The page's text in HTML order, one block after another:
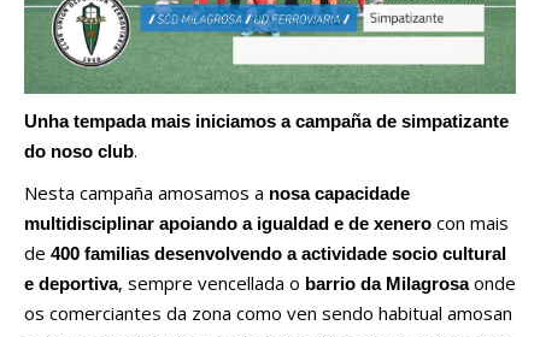
Unha tempada mais iniciamos a campaña de simpatizante
do noso club.
Nesta campaña amosamos a nosa capacidade
multidisciplinar apoiando a igualdad e de xenero con mais
de 400 familias desenvolvendo a actividade socio cultural
e deportiva, sempre vencellada o barrio da Milagrosaonde
os comerciantes da zona como ven sendo habitual amosan